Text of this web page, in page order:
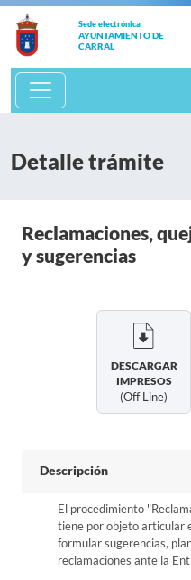
Sede electrónica
AYUNTAMIENTO DE
CARRAL
Detalle trámite
Reclamaciones,
y sugerencias
DESCARGAR
IMPRESOS
(off Line)
Descripción
El procedimiento
tiene por objeto articular
formular sugerencias,
reclamaciones ante la